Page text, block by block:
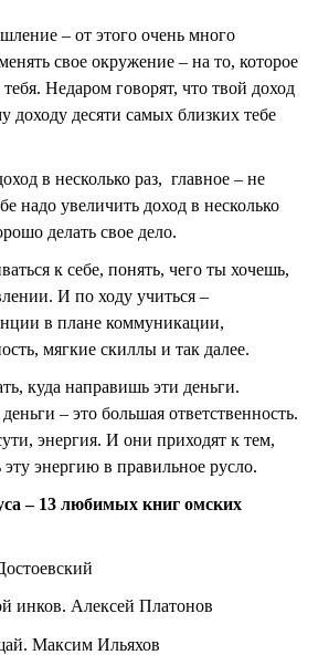
– от этого очень много
свое окружение – на то, которое
Недаром говорят, что твой доход
доходу десяти самых близких тебе
в несколько раз, главное – не
надо увеличить доход в несколько
делать свое дело.
к себе, понять, чего ты хочешь,
И по ходу учиться –
в плане коммуникации,
мягкие скиллы и так далее.
куда направишь эти деньги.
– это большая ответственность.
энергия. И они приходят к тем,
энергию в правильное русло.
– 13 любимых книг омских
инков. Алексей Платонов
Максим Ильяхов